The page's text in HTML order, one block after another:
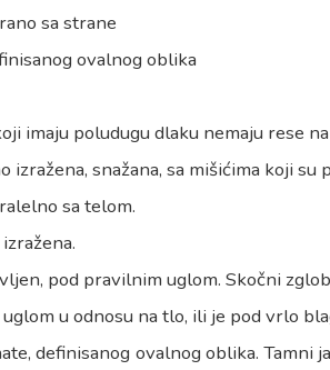
sa strane
ovalnog oblika
imaju poludugu dlaku nemaju rese
izražena, snažana, sa mišićima koji
sa telom.
pod pravilnim uglom. Skočni
u odnosu na tlo, ili je pod vrlo
definisanog ovalnog oblika.